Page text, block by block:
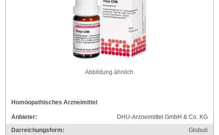
Abbildung ähnlich
Homöopathisches Arzneimittel
Anbieter:
DHU-Arzneimittel GmbH & Co. KG
Darreichungsform:
Globuli